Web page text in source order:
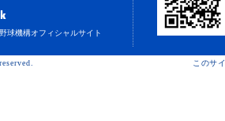
球機構オフィシャルサイト
このサ